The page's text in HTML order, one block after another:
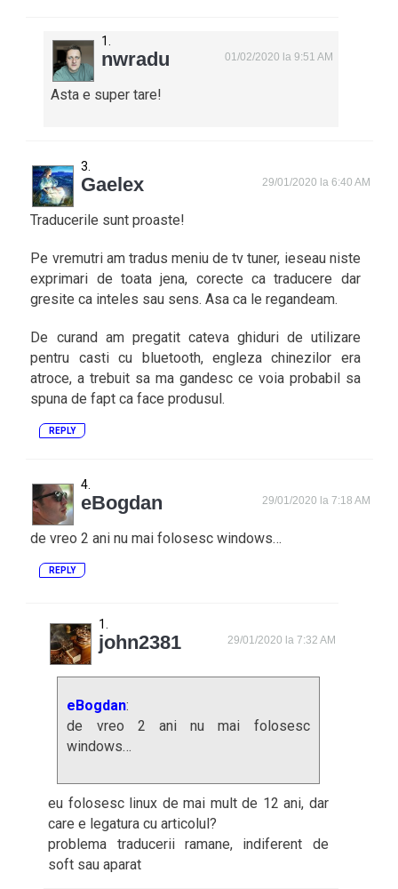
nwradu 01/02/2020 la 9:51 AM
Asta e super tare!
Gaelex 29/01/2020 la 6:40 AM
Traducerile sunt proaste!
Pe vremutri am tradus meniu de tv tuner, ieseau niste
exprimari de toata jena, corecte ca traducere dar
gresite ca inteles sau sens. Asa ca le regandeam.
De curand am pregatit cateva ghiduri de utilizare
pentru casti cu bluetooth, engleza chinezilor era
atroce, a trebuit sa ma gandesc ce voia probabil sa
spuna de fapt ca face produsul.
REPLY
eBogdan 29/01/2020 la 7:18 AM
de vreo 2 ani nu mai folosesc windows…
REPLY
john2381 29/01/2020 la 7:32 AM
eBogdan:
de vreo 2 ani nu mai folosesc
windows…
eu folosesc linux de mai mult de 12 ani, dar
care e legatura cu articolul?
problema traducerii ramane, indiferent de
soft sau aparat